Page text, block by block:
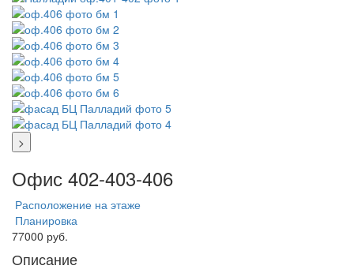
>
Офис 402-403-406
Расположение на этаже
Планировка
77000 руб.
Описание